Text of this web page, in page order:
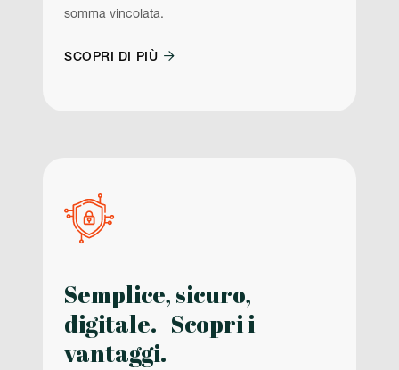
somma vincolata.
SCOPRI DI PIÙ 
Semplice, sicuro,
digitale. Scopri i
vantaggi.